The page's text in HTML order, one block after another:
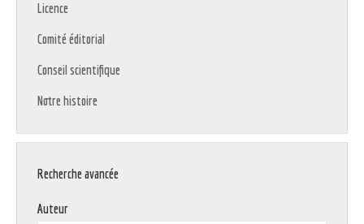
Licence
Comité éditorial
Conseil scientifique
Notre histoire
Recherche avancée
Auteur